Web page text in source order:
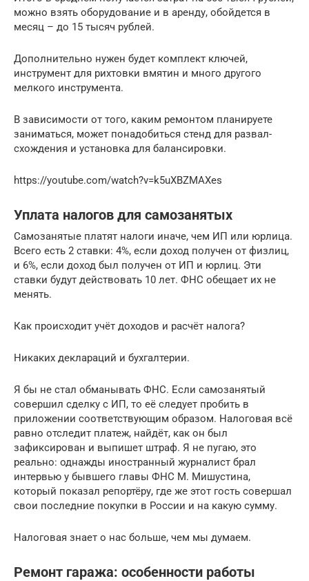
можно взять оборудование и в аренду, обойдется в
месяц – до 15 тысяч рублей.
Дополнительно нужен будет комплект ключей,
инструмент для рихтовки вмятин и много другого
мелкого инструмента.
В зависимости от того, каким ремонтом планируете
заниматься, может понадобиться стенд для развал-
схождения и установка для балансировки.
https://youtube.com/watch?v=k5uXBZMAXes
Уплата налогов для самозанятых
Самозанятые платят налоги иначе, чем ИП или юрлица.
Всего есть 2 ставки: 4%, если доход получен от физлиц,
и 6%, если доход был получен от ИП и юрлиц. Эти
ставки будут действовать 10 лет. ФНС обещает их не
менять.
Как происходит учёт доходов и расчёт налога?
Никаких деклараций и бухгалтерии.
Я бы не стал обманывать ФНС. Если самозанятый
совершил сделку с ИП, то её следует пробить в
приложении соответствующим образом. Налоговая всё
равно отследит платеж, найдёт, как он был
зафиксирован и выпишет штраф. Я не пугаю, это
реально: однажды иностранный журналист брал
интервью у бывшего главы ФНС М. Мишустина,
который показал репортёру, где же этот гость совершал
свои последние покупки в России и на какую сумму.
Налоговая знает о нас больше, чем мы думаем.
Ремонт гаража: особенности работы